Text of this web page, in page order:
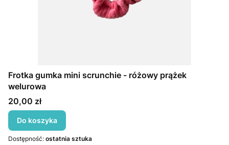
Frotka gumka mini scrunchie - różowy prążek
welurowa
Cena
20,00 zł
Do koszyka
Dostępność: ostatnia sztuka